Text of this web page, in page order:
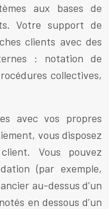
aux bases de
Votre support de
clients avec des
: notation de
collectives,
avec vos propres
vous disposez
Vous pouvez
(par exemple,
au-dessus d’un
en dessous d’un